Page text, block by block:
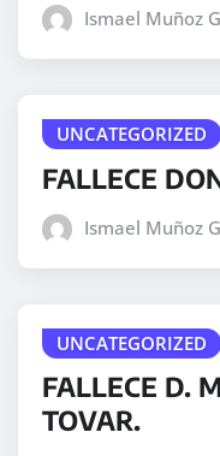
Ismael Muñoz
UNCATEGORIZED
FALLECE
Ismael Muñoz
UNCATEGORIZED
FALLECE D.
TOVAR.